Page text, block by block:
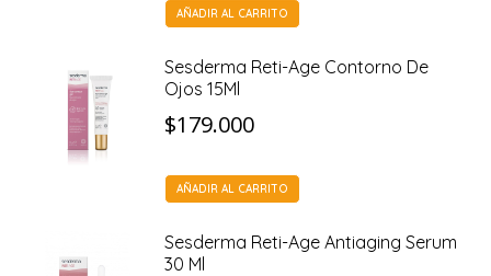
AÑADIR AL CARRITO
Sesderma Reti-Age Contorno De
Ojos 15Ml
$179.000
AÑADIR AL CARRITO
Sesderma Reti-Age Antiaging Serum
30 Ml